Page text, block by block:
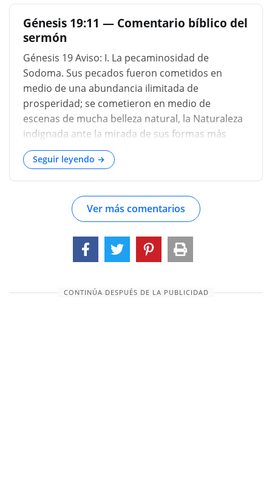
separaban el campamento de Abraham de la
llanura del Jordán, y cuando el sol se ponía
llegaron a su destino. En el profundo hueco que
se encuentra a ambos lados de la entrada de
una ciudad oriental, Lot había tomado su asiento
acostumbrado. Cansado y molesto por el
estruendo de los juerguistas en la calle, y
oprimido por la atmósfera bochornosa cargada
de fatalidad, estaba mirando hacia las colinas
detrás de ellas, y dejando que sus pensamient
Génesis 19:11 — Comentario bíblico del
sermón
Génesis 19 Aviso: I. La pecaminosidad de
Sodoma. Sus pecados fueron cometidos en
medio de una abundancia ilimitada de
prosperidad; se cometieron en medio de
escenas de mucha belleza natural, la Naturaleza
indignada ante la mirada de sus formas más
bellas; y fueron cometidos no sólo en oposición
al silencio de la Naturaleza, sino a las
advertencias habladas por Dios. II. Note las
advertencias de Sodoma. Uno fue dado por la
entrada de Lot dentro de sus puertas; otro fue
dado por el advenimiento de Quedorlaomer y los
invasores del este. Abraham y Melquisedec
proyectaron sus sombras sublimes y terribles
muros de Gomorra; pero los pecadores de
Seguir leyendo →
Ver más comentarios
CONTINÚA DESPUÉS DE LA PUBLICIDAD